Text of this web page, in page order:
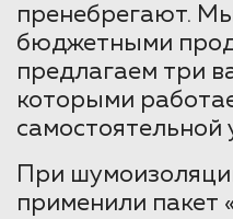
пренебрегают.
бюджетными
предлагаем три
которыми
самостоятельной
При
применили пакет